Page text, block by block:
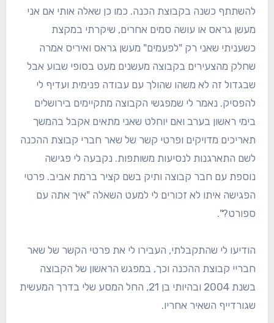
להשתתף כשנה בקבוצת הכנה. כמו כן שאלה אותי אם אני
מעשן גראס או עושה סמים אחרים, שיקרתי במקצת
כשעניתי שאני רק "לפעמים" מעשן גראס ואיריס אמרה
שחלק מהצעירים בקבוצה מעשנים מעט בסופי שבוע אבל
שבגדול זה לא משהו שהולך עם עבודה פנימית ועדיף לי
להפסיק. נאמר לי שמפגשי הקבוצה מתקיימים בירושלים
בימי ראשון בערב ואם יוחלט שאני מתאים אקבל בהמשך
תאריכים מדויקים ופרטי קשר של שאר חברי קבוצת ההכנה
לשם התארגנות לנסיעות משותפות. נקבעה לי פגישה
נוספת עם חבר קבוצה ותיק בשם קציר ברמת אביב. פרטי
הפגישה איתו לא זכורים לי למעט השאלה "איך אתה עם
ספורט?".
הודיעו לי שהתקבלתי, העבירו לי את פרטי הקשר של שאר
חבריי קבוצת ההכנה וכך, במפגש הראשון של הקבוצה
בשנת 2004 ובהיותי בן 21, החל המסע שלי בדרך המעשית
שגורדייף השאיר אחריו.